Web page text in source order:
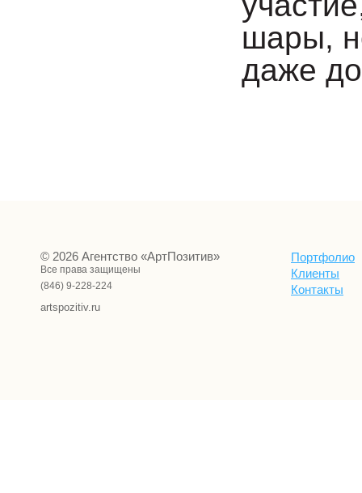
шары,
даже
© 2026 Агентство «АртПозитив»
Все права защищены
(846) 9-228-224
artspozitiv.ru
Портфолио
Клиенты
Контакты